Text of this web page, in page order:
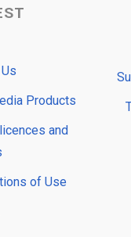
Products
and
of Use